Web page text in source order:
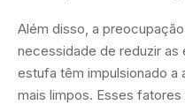
Além disso, a
necessidade de reduzir
estufa têm impulsionado
mais limpos. Esses